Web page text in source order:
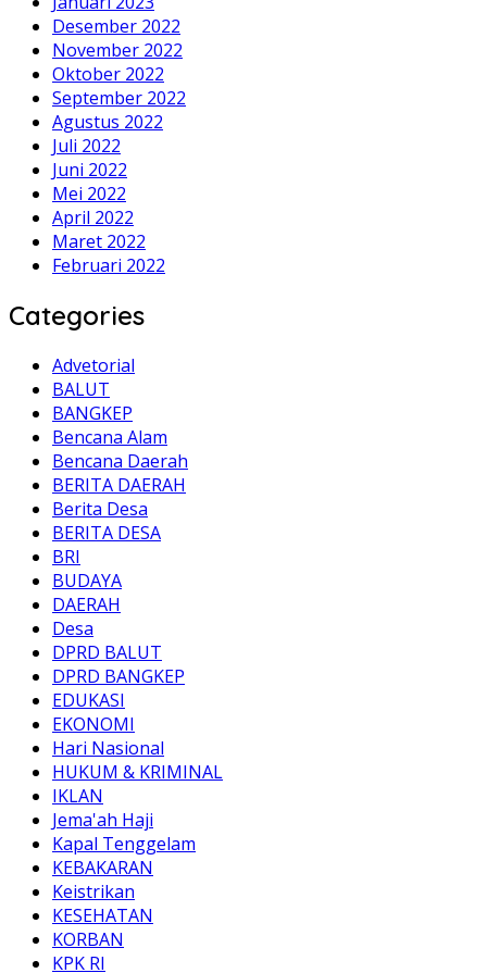
Desember 2022
November 2022
Oktober 2022
September 2022
Agustus 2022
Juli 2022
Juni 2022
Mei 2022
April 2022
Maret 2022
Februari 2022
Categories
Advetorial
BALUT
BANGKEP
Bencana Alam
Bencana Daerah
BERITA DAERAH
Berita Desa
BERITA DESA
BRI
BUDAYA
DAERAH
Desa
DPRD BALUT
DPRD BANGKEP
EDUKASI
EKONOMI
Hari Nasional
HUKUM & KRIMINAL
IKLAN
Jema'ah Haji
Kapal Tenggelam
KEBAKARAN
Keistrikan
KESEHATAN
KORBAN
KPK RI